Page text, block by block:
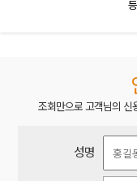
조회만으로 고객님의 신
성명